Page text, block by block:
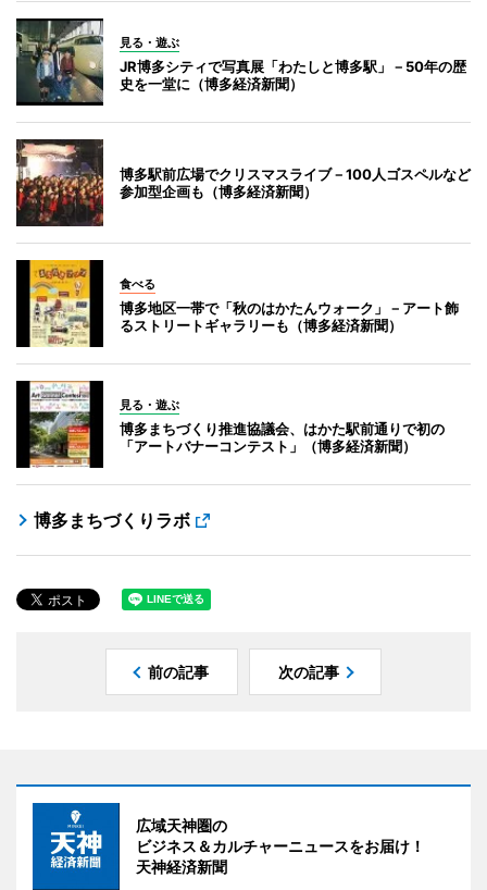
見る・遊ぶ
JR博多シティで写真展「わたしと博多駅」－50年の歴
史を一堂に（博多経済新聞）
博多駅前広場でクリスマスライブ－100人ゴスペルなど
参加型企画も（博多経済新聞）
食べる
博多地区一帯で「秋のはかたんウォーク」－アート飾
るストリートギャラリーも（博多経済新聞）
見る・遊ぶ
博多まちづくり推進協議会、はかた駅前通りで初の
「アートバナーコンテスト」（博多経済新聞）
博多まちづくりラボ
前の記事 次の記事
広域天神圏の
ビジネス＆カルチャーニュースをお届け！
天神経済新聞